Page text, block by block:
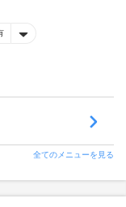
全てのメニューを見る